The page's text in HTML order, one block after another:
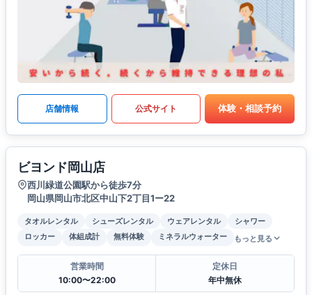
店舗情報 公式サイト 体験・相談予約
ビヨンド岡山店
西川緑道公園駅から徒歩7分
岡山県岡山市北区中山下2丁目1ー22
タオルレンタル シューズレンタル ウェアレンタル
シャワー
ロッカー
体組成計 無料体験 ミネラルウォーター もっと見る
営業時間
10:00〜22:00
定休日
年中無休